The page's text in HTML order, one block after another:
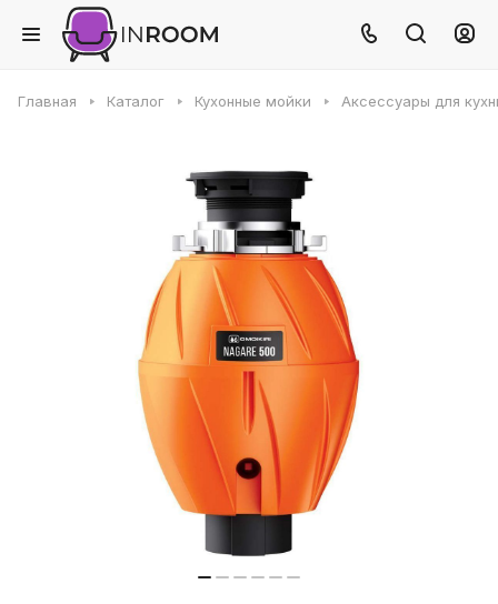
Главная Каталог Кухонные мойки Аксессуары для